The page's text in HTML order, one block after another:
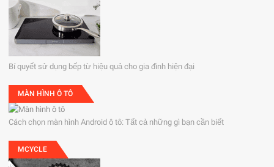
Bí quyết sử dụng bếp từ hiệu quả cho gia đình hiện đại
MÀN HÌNH Ô TÔ
Cách chọn màn hình Android ô tô: Tất cả những gì bạn cần biết
MCYCLE